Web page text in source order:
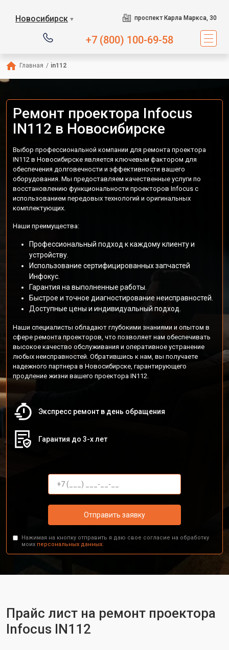
Новосибирск ▼ проспект Карла Маркса, 30
+7 (800) 100-69-58
Главная / in112
Ремонт проектора Infocus
IN112 в Новосибирске
Выбор профессиональной компании для ремонта проектора
IN112 в Новосибирске является ключевым фактором для
обеспечения долговечности и эффективности вашего
оборудования. Мы предоставляем качественные услуги по
восстановлению функциональности проекторов Infocus с
использованием передовых технологий и оригинальных
комплектующих.
Наши преимущества:
Профессиональный подход к каждому клиенту и
устройству.
Использование сертифицированных запчастей
Инфокус.
Гарантия на выполненные работы.
Быстрое и точное диагностирование неисправностей.
Доступные цены и индивидуальный подход.
Наши специалисты обладают глубокими знаниями и опытом в
сфере ремонта проекторов, что позволяет нам обеспечивать
высокое качество обслуживания и оперативное устранение
любых неисправностей. Обратившись к нам, вы получаете
надежного партнера в Новосибирске, гарантирующего
продление жизни вашего проектора IN112.
Экспресс ремонт в день обращения
Гарантия до 3-х лет
Отправить заявку
Нажимая на кнопку отправить я даю свое согласие на обработку
моих персональных данных.
Прайс лист на ремонт проектора
Infocus IN112